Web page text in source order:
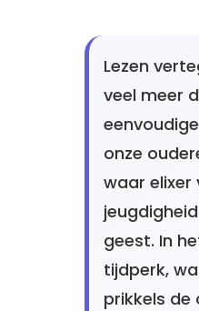
Lezen
veel meer
onze
waar elixer
geest. In
tijdperk,
prikkels de